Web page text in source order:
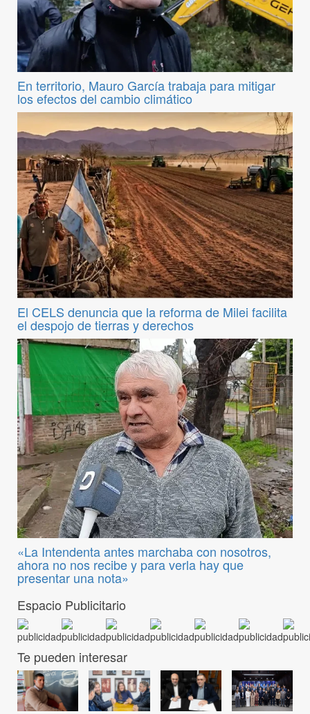
En territorio, Mauro García trabaja para mitigar
los efectos del cambio climático
El CELS denuncia que la reforma de Milei facilita
el despojo de tierras y derechos
«La Intendenta antes marchaba con nosotros,
ahora no nos recibe y para verla hay que
presentar una nota»
Espacio Publicitario
Te pueden interesar